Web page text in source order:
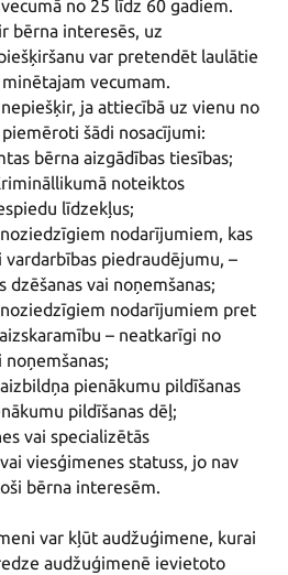
no 25 līdz 60 gadiem.
bērna interesēs, uz
var pretendēt laulātie
vecumam.
ja attiecībā uz vienu no
šādi nosacījumi:
bērna aizgādības tiesības;
noteiktos
līdzekļus;
nodarījumiem, kas
piedraudējumu, –
dzēšanas vai noņemšanas;
nodarījumiem pret
– neatkarīgi no
noņemšanas;
pienākumu pildīšanas
pildīšanas dēļ;
vai specializētās
viesģimenes statuss, jo nav
bērna interesēm.
audžuģimenē ievietoto